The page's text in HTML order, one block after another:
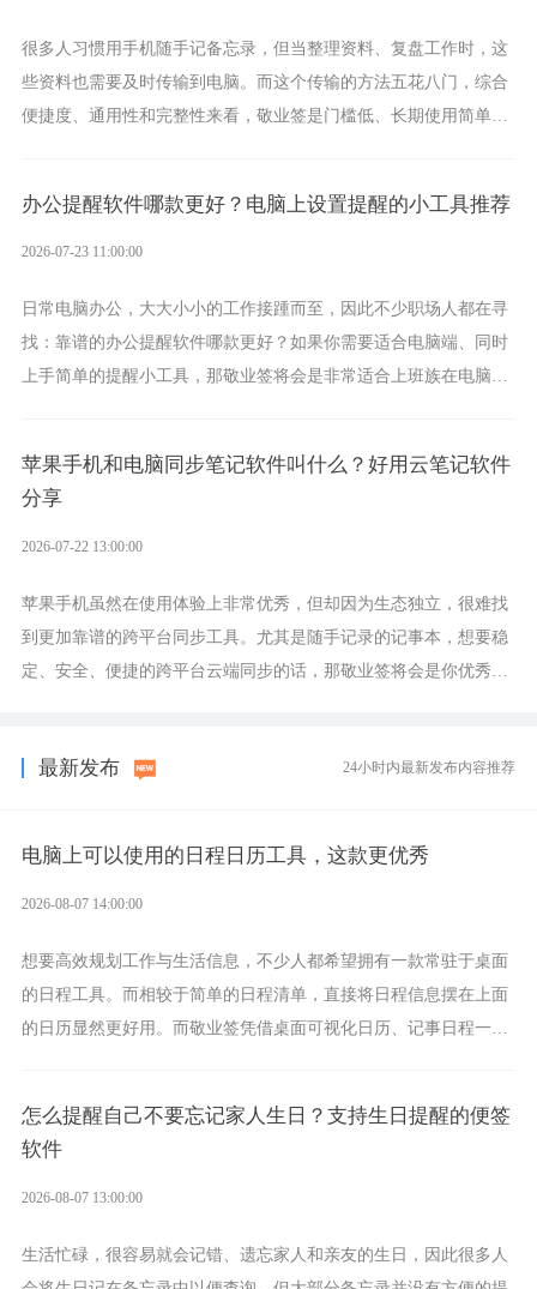
很多人习惯用手机随手记备忘录，但当整理资料、复盘工作时，这
些资料也需要及时传输到电脑。而这个传输的方法五花八门，综合
便捷度、通用性和完整性来看，敬业签是门槛低、长期使用简单的
办公提醒软件哪款更好？电脑上设置提醒的小工具推荐
2026-07-23 11:00:00
日常电脑办公，大大小小的工作接踵而至，因此不少职场人都在寻
找：靠谱的办公提醒软件哪款更好？如果你需要适合电脑端、同时
上手简单的提醒小工具，那敬业签将会是非常适合上班族在电脑上
苹果手机和电脑同步笔记软件叫什么？好用云笔记软件
分享
2026-07-22 13:00:00
苹果手机虽然在使用体验上非常优秀，但却因为生态独立，很难找
到更加靠谱的跨平台同步工具。尤其是随手记录的记事本，想要稳
定、安全、便捷的跨平台云端同步的话，那敬业签将会是你优秀的
最新发布 24小时内最新发布内容推荐
电脑上可以使用的日程日历工具，这款更优秀
2026-08-07 14:00:00
想要高效规划工作与生活信息，不少人都希望拥有一款常驻于桌面
的日程工具。而相较于简单的日程清单，直接将日程信息摆在上面
的日历显然更好用。而敬业签凭借桌面可视化日历、记事日程一体
怎么提醒自己不要忘记家人生日？支持生日提醒的便签
软件
2026-08-07 13:00:00
生活忙碌，很容易就会记错、遗忘家人和亲友的生日，因此很多人